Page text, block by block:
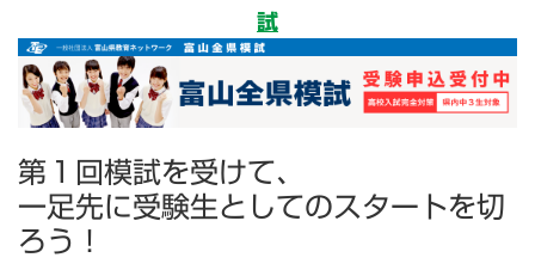
試
第１回模試を受けて、
一足先に受験生としてのスタートを切
ろう！